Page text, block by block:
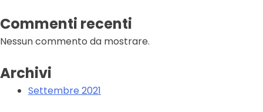
Commenti recenti
Nessun commento da mostrare.
Archivi
Settembre 2021